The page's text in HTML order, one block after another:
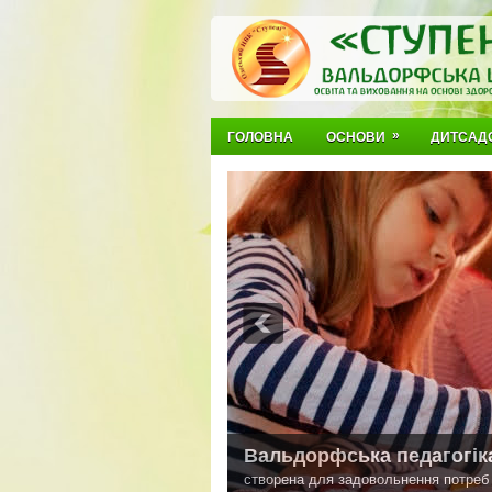
ГОЛОВНА ОСНОВИ »
Вальдорфська
створена для задовольнення потреб